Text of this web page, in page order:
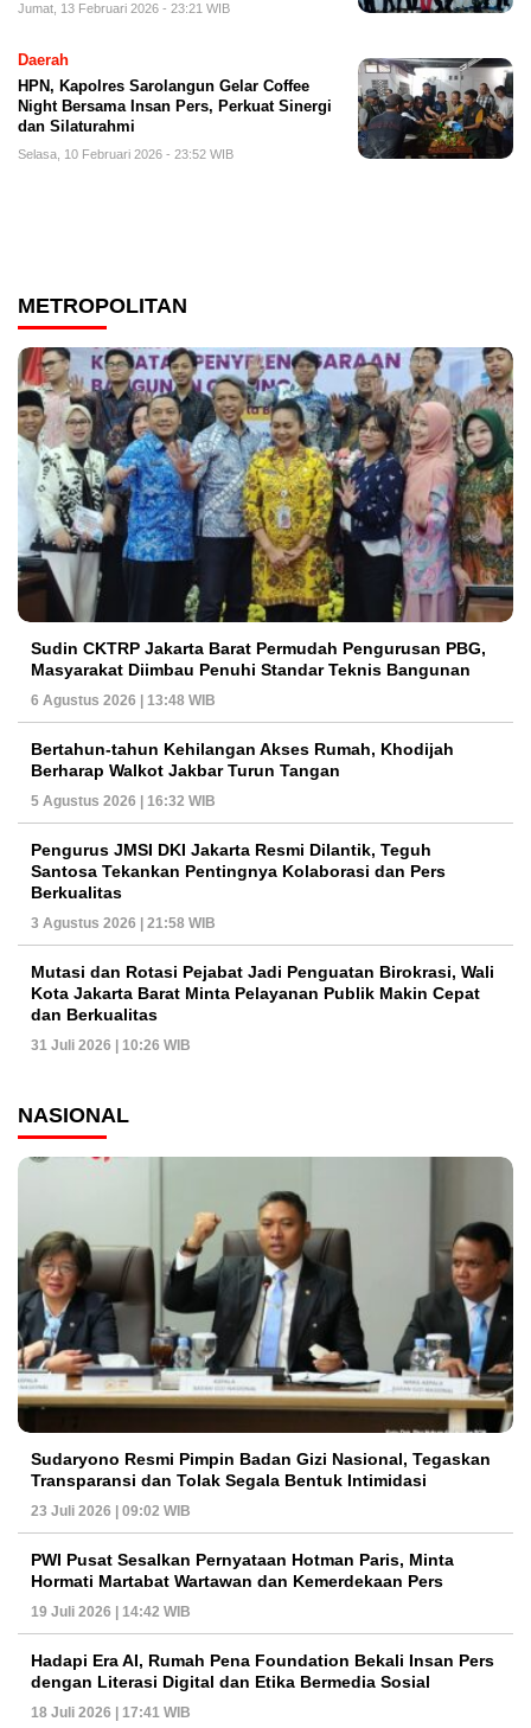
Jumat, 13 Februari 2026 - 23:21 WIB
Daerah
HPN, Kapolres Sarolangun Gelar Coffee
Night Bersama Insan Pers, Perkuat Sinergi
dan Silaturahmi
Selasa, 10 Februari 2026 - 23:52 WIB
METROPOLITAN
Sudin CKTRP Jakarta Barat Permudah Pengurusan PBG,
Masyarakat Diimbau Penuhi Standar Teknis Bangunan
6 Agustus 2026 | 13:48 WIB
Bertahun-tahun Kehilangan Akses Rumah, Khodijah
Berharap Walkot Jakbar Turun Tangan
5 Agustus 2026 | 16:32 WIB
Pengurus JMSI DKI Jakarta Resmi Dilantik, Teguh
Santosa Tekankan Pentingnya Kolaborasi dan Pers
Berkualitas
3 Agustus 2026 | 21:58 WIB
Mutasi dan Rotasi Pejabat Jadi Penguatan Birokrasi, Wali
Kota Jakarta Barat Minta Pelayanan Publik Makin Cepat
dan Berkualitas
31 Juli 2026 | 10:26 WIB
NASIONAL
Sudaryono Resmi Pimpin Badan Gizi Nasional, Tegaskan
Transparansi dan Tolak Segala Bentuk Intimidasi
23 Juli 2026 | 09:02 WIB
PWI Pusat Sesalkan Pernyataan Hotman Paris, Minta
Hormati Martabat Wartawan dan Kemerdekaan Pers
19 Juli 2026 | 14:42 WIB
Hadapi Era AI, Rumah Pena Foundation Bekali Insan Pers
dengan Literasi Digital dan Etika Bermedia Sosial
18 Juli 2026 | 17:41 WIB